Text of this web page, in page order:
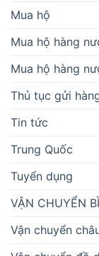
Mua hộ
Mua hộ hàng
Mua hộ hàng
Thủ tục gửi
Tin tức
Trung Quốc
Tuyển dụng
VẬN CHUYỂN
Vận chuyển